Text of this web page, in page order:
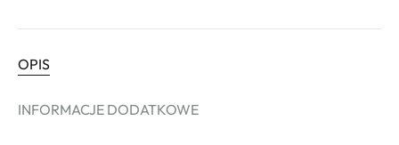
OPIS
INFORMACJE DODATKOWE